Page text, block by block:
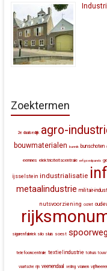
Zoektermen
2e daalsedijk agro-
bouwmaterialen bunnik bunschoten
eemnes elektriciteitscentrale erfgoedparels
ijsselstein industrialisatie
metaalindustrie militair-
nutsvoorziening ocriet
sigarenfabriek silo sluis soest
telefooncentrale textielindustrie tolhuis
vaartsche rijn veenendaal veiling vianen